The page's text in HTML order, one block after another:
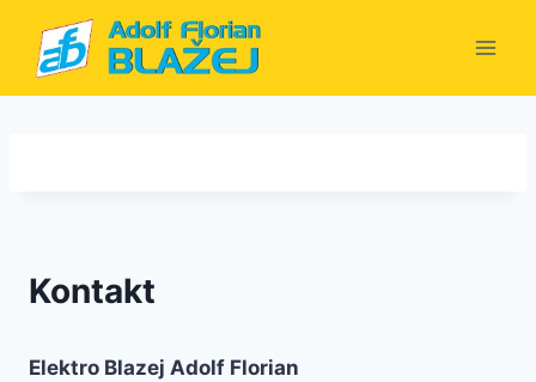
Inhalt
springen
Kontakt
Elektro Blazej Adolf Florian